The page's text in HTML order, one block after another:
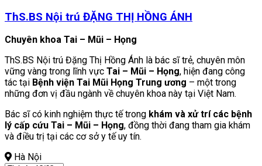
ThS.BS Nội trú ĐẶNG THỊ HỒNG ÁNH
Chuyên khoa Tai – Mũi – Họng
ThS.BS Nội trú Đặng Thị Hồng Ánh là bác sĩ trẻ, chuyên môn
vững vàng trong lĩnh vực Tai – Mũi – Họng, hiện đang công
tác tại Bệnh viện Tai Mũi Họng Trung ương – một trong
những đơn vị đầu ngành về chuyên khoa này tại Việt Nam.
Bác sĩ có kinh nghiệm thực tế trong khám và xử trí các bệnh
lý cấp cứu Tai – Mũi – Họng, đồng thời đang tham gia khám
và điều trị tại các cơ sở y tế uy tín.
Hà Nội